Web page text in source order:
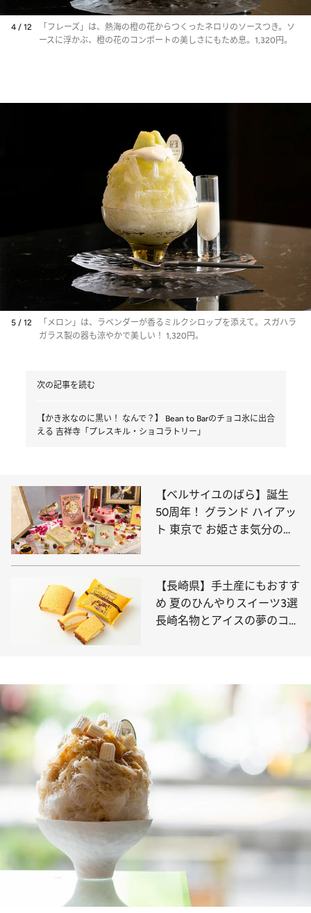
4 / 12
「フレーズ」は、熱海の橙の花からつくったネロリのソースつき。ソ
ースに浮かぶ、橙の花のコンポートの美しさにもため息。1,320円。
5 / 12
「メロン」は、ラベンダーが香るミルクシロップを添えて。スガハラ
ガラス製の器も涼やかで美しい！ 1,320円。
次の記事を読む
【かき氷なのに黒い！ なんで？】 Bean to Barのチョコ氷に出合
える 吉祥寺「プレスキル・ショコラトリー」
【ベルサイユのばら】誕生
50周年！ グランド ハイアッ
ト 東京で お姫さま気分のア
【長崎県】手土産にもおすす
め 夏のひんやりスイーツ3選
長崎名物とアイスの夢のコラ